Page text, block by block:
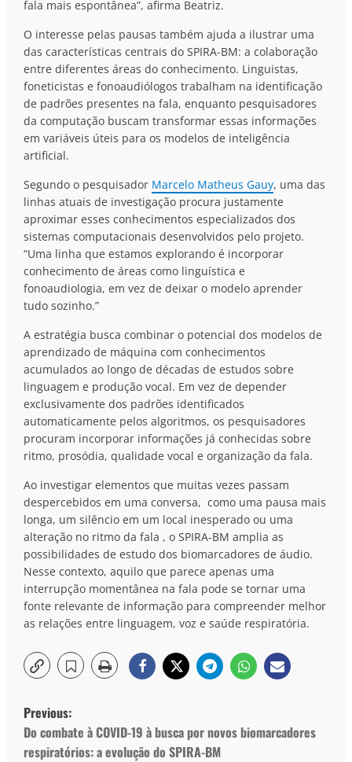
fala mais espontânea”, afirma Beatriz.
O interesse pelas pausas também ajuda a ilustrar uma
das características centrais do SPIRA-BM: a colaboração
entre diferentes áreas do conhecimento. Linguistas,
foneticistas e fonoaudiólogos trabalham na identificação
de padrões presentes na fala, enquanto pesquisadores
da computação buscam transformar essas informações
em variáveis úteis para os modelos de inteligência
artificial.
Segundo o pesquisador Marcelo Matheus Gauy, uma das
linhas atuais de investigação procura justamente
aproximar esses conhecimentos especializados dos
sistemas computacionais desenvolvidos pelo projeto.
“Uma linha que estamos explorando é incorporar
conhecimento de áreas como linguística e
fonoaudiologia, em vez de deixar o modelo aprender
tudo sozinho.”
A estratégia busca combinar o potencial dos modelos de
aprendizado de máquina com conhecimentos
acumulados ao longo de décadas de estudos sobre
linguagem e produção vocal. Em vez de depender
exclusivamente dos padrões identificados
automaticamente pelos algoritmos, os pesquisadores
procuram incorporar informações já conhecidas sobre
ritmo, prosódia, qualidade vocal e organização da fala.
Ao investigar elementos que muitas vezes passam
despercebidos em uma conversa, como uma pausa mais
longa, um silêncio em um local inesperado ou uma
alteração no ritmo da fala , o SPIRA-BM amplia as
possibilidades de estudo dos biomarcadores de áudio.
Nesse contexto, aquilo que parece apenas uma
interrupção momentânea na fala pode se tornar uma
fonte relevante de informação para compreender melhor
as relações entre linguagem, voz e saúde respiratória.
Previous:
Do combate à COVID-19 à busca por novos biomarcadores
respiratórios: a evolução do SPIRA-BM